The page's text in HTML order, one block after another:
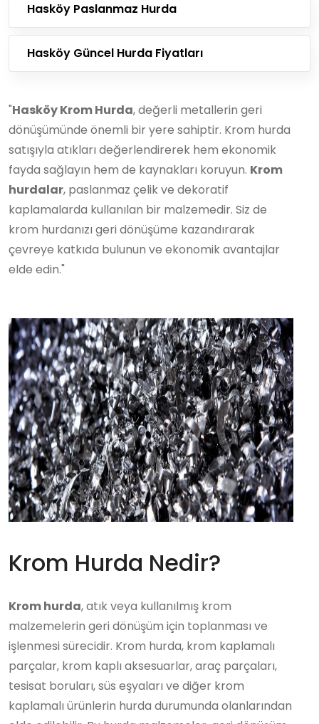
Hasköy Paslanmaz Hurda
Hasköy Güncel Hurda Fiyatları
"Hasköy Krom Hurda, değerli metallerin geri
dönüşümünde önemli bir yere sahiptir. Krom hurda
satışıyla atıkları değerlendirerek hem ekonomik
fayda sağlayın hem de kaynakları koruyun. Krom
hurdalar, paslanmaz çelik ve dekoratif
kaplamalarda kullanılan bir malzemedir. Siz de
krom hurdanızı geri dönüşüme kazandırarak
çevreye katkıda bulunun ve ekonomik avantajlar
elde edin."
Krom Hurda Nedir?
Krom hurda, atık veya kullanılmış krom
malzemelerin geri dönüşüm için toplanması ve
işlenmesi sürecidir. Krom hurda, krom kaplamalı
parçalar, krom kaplı aksesuarlar, araç parçaları,
tesisat boruları, süs eşyaları ve diğer krom
kaplamalı ürünlerin hurda durumunda olanlarından